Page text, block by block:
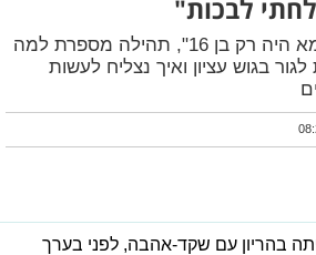
לבכות"
"המחבל שדקר את אמא היה רק בן 16", תהילה מספרת למה
בגוש עציון ואיך נצליח לעשות
בהריון עם שקד-אהבה, לפני בערך